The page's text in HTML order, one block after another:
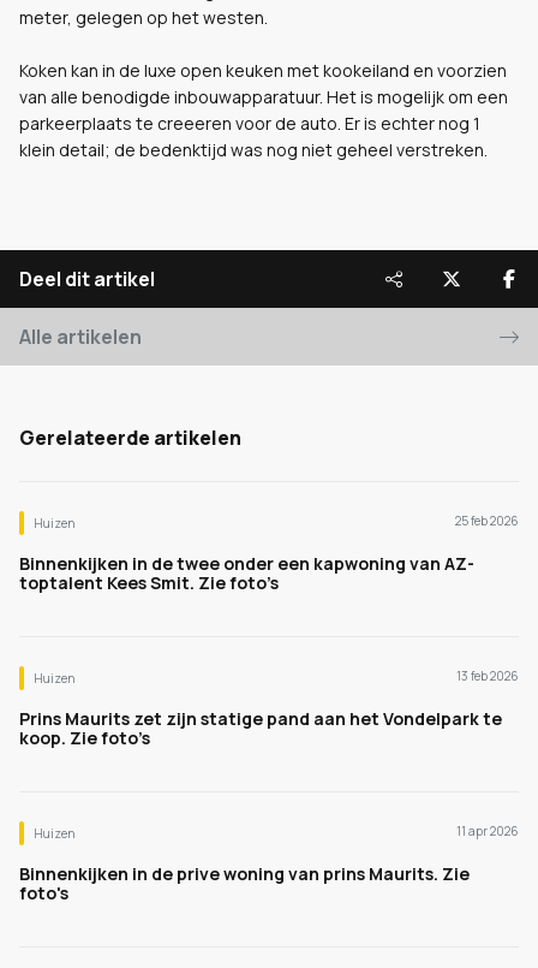
meter, gelegen op het westen.
Koken kan in de luxe open keuken met kookeiland en voorzien
van alle benodigde inbouwapparatuur. Het is mogelijk om een
parkeerplaats te creeeren voor de auto. Er is echter nog 1
klein detail; de bedenktijd was nog niet geheel verstreken.
Deel dit artikel
Alle artikelen
Gerelateerde artikelen
Huizen 25 feb 2026
Binnenkijken in de twee onder een kapwoning van AZ-
toptalent Kees Smit. Zie foto’s
Huizen 13 feb 2026
Prins Maurits zet zijn statige pand aan het Vondelpark te
koop. Zie foto’s
Huizen 11 apr 2026
Binnenkijken in de prive woning van prins Maurits. Zie
foto's